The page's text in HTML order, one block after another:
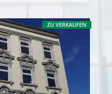
ZU VERKAUFEN